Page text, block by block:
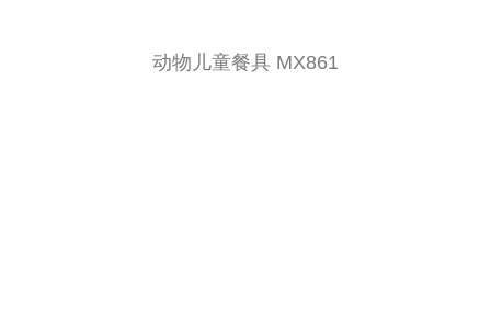
动物儿童餐具 MX861